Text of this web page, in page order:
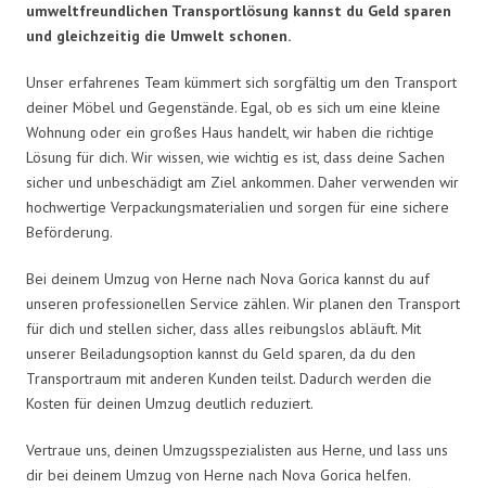
umweltfreundlichen Transportlösung kannst du Geld sparen
und gleichzeitig die Umwelt schonen.
Unser erfahrenes Team kümmert sich sorgfältig um den Transport
deiner Möbel und Gegenstände. Egal, ob es sich um eine kleine
Wohnung oder ein großes Haus handelt, wir haben die richtige
Lösung für dich. Wir wissen, wie wichtig es ist, dass deine Sachen
sicher und unbeschädigt am Ziel ankommen. Daher verwenden wir
hochwertige Verpackungsmaterialien und sorgen für eine sichere
Beförderung.
Bei deinem Umzug von Herne nach Nova Gorica kannst du auf
unseren professionellen Service zählen. Wir planen den Transport
für dich und stellen sicher, dass alles reibungslos abläuft. Mit
unserer Beiladungsoption kannst du Geld sparen, da du den
Transportraum mit anderen Kunden teilst. Dadurch werden die
Kosten für deinen Umzug deutlich reduziert.
Vertraue uns, deinen Umzugsspezialisten aus Herne, und lass uns
dir bei deinem Umzug von Herne nach Nova Gorica helfen.